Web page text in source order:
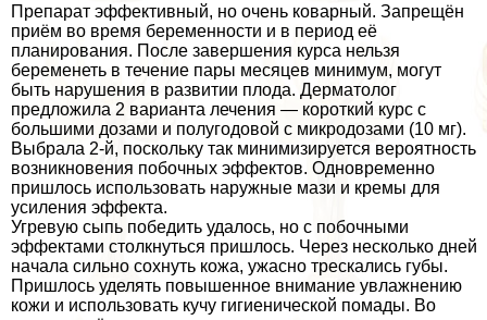
Препарат эффективный, но очень коварный. Запрещён
приём во время беременности и в период её
планирования. После завершения курса нельзя
беременеть в течение пары месяцев минимум, могут
быть нарушения в развитии плода. Дерматолог
предложила 2 варианта лечения — короткий курс с
большими дозами и полугодовой с микродозами (10 мг).
Выбрала 2-й, поскольку так минимизируется вероятность
возникновения побочных эффектов. Одновременно
пришлось использовать наружные мази и кремы для
усиления эффекта.
Угревую сыпь победить удалось, но с побочными
эффектами столкнуться пришлось. Через несколько дней
начала сильно сохнуть кожа, ужасно трескались губы.
Пришлось уделять повышенное внимание увлажнению
кожи и использовать кучу гигиенической помады. Во